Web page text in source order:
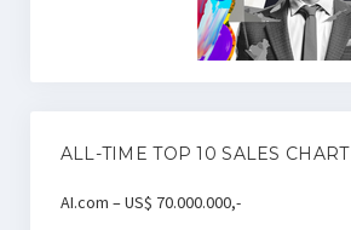
ALL-TIME TOP 10 SALES CHART
AI.com – US$ 70.000.000,-